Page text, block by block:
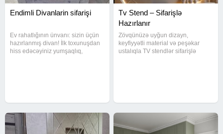
Endimli Divanlarin sifarişi
Ev rahatlığının ünvanı: sizin üçün
hazırlanmış divan! İlk toxunuşdan
hiss edəcəyiniz yumşaqlıq,
Tv Stend – Sifarişlə
Hazırlanır
Zövqünüzə uyğun dizayn,
keyfiyyətli material və peşəkar
ustalıqla TV stendlər sifarişlə